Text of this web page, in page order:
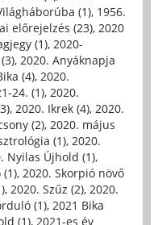
(1), 1956.
előrejelzés (23), 2020
(1), 2020-
, 2020. Anyáknapja
(4), 2020.
24. (1), 2020.
, 2020. Ikrek (4), 2020.
(2), 2020. május
(1), 2020.
Nyilas Újhold (1),
(1), 2020. Skorpió növő
, 2020. Szűz (2), 2020.
(1), 2021 Bika
(1), 2021-es év